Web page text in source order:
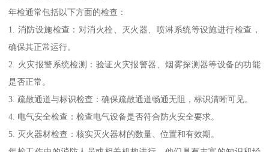
年检通常包括以下方面的检查：
1. 消防设施检查：对消火栓、灭火器、喷淋系统等设施进行检查，
确保其正常运行。
2. 火灾报警系统检测：验证火灾报警器、烟雾探测器等设备的功能
是否正常。
3. 疏散通道与标识检查：确保疏散通道畅通无阻，标识清晰可见。
4. 电气安全检查：检查电气设备是否符合防火安全要求。
5. 灭火器材检查：核实灭火器材的数量、位置和有效期。